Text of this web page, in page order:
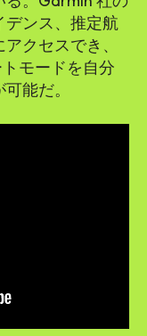
デンス、推定航
クセスでき、
モードを自分
能だ。